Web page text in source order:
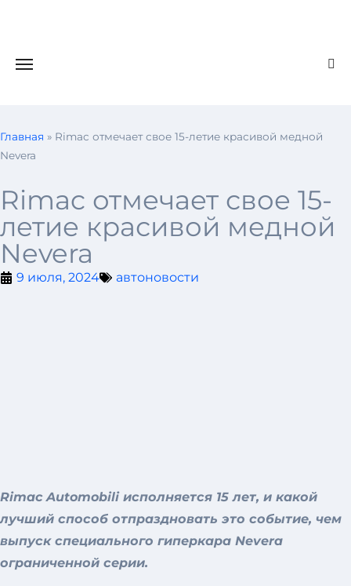
Главная » Rimac отмечает свое 15-летие красивой медной
Nevera
Rimac отмечает свое 15-
летие красивой медной
Nevera
9 июля, 2024 автоновости
Rimac Automobili исполняется 15 лет, и какой
лучший способ отпраздновать это событие, чем
выпуск специального гиперкара Nevera
ограниченной серии.